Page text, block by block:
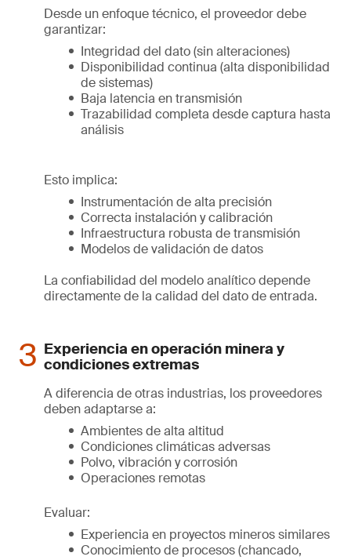
Desde un enfoque técnico, el proveedor debe
garantizar:
Integridad del dato (sin alteraciones)
Disponibilidad continua (alta disponibilidad
de sistemas)
Baja latencia en transmisión
Trazabilidad completa desde captura hasta
análisis
Esto implica:
Instrumentación de alta precisión
Correcta instalación y calibración
Infraestructura robusta de transmisión
Modelos de validación de datos
La confiabilidad del modelo analítico depende
directamente de la calidad del dato de entrada.
Experiencia en operación minera y
condiciones extremas
A diferencia de otras industrias, los proveedores
deben adaptarse a:
Ambientes de alta altitud
Condiciones climáticas adversas
Polvo, vibración y corrosión
Operaciones remotas
Evaluar:
Experiencia en proyectos mineros similares
Conocimiento de procesos (chancado,